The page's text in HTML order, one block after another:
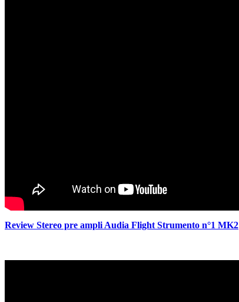
Review Stereo pre ampli Audia Flight Strumento n°1 MK2